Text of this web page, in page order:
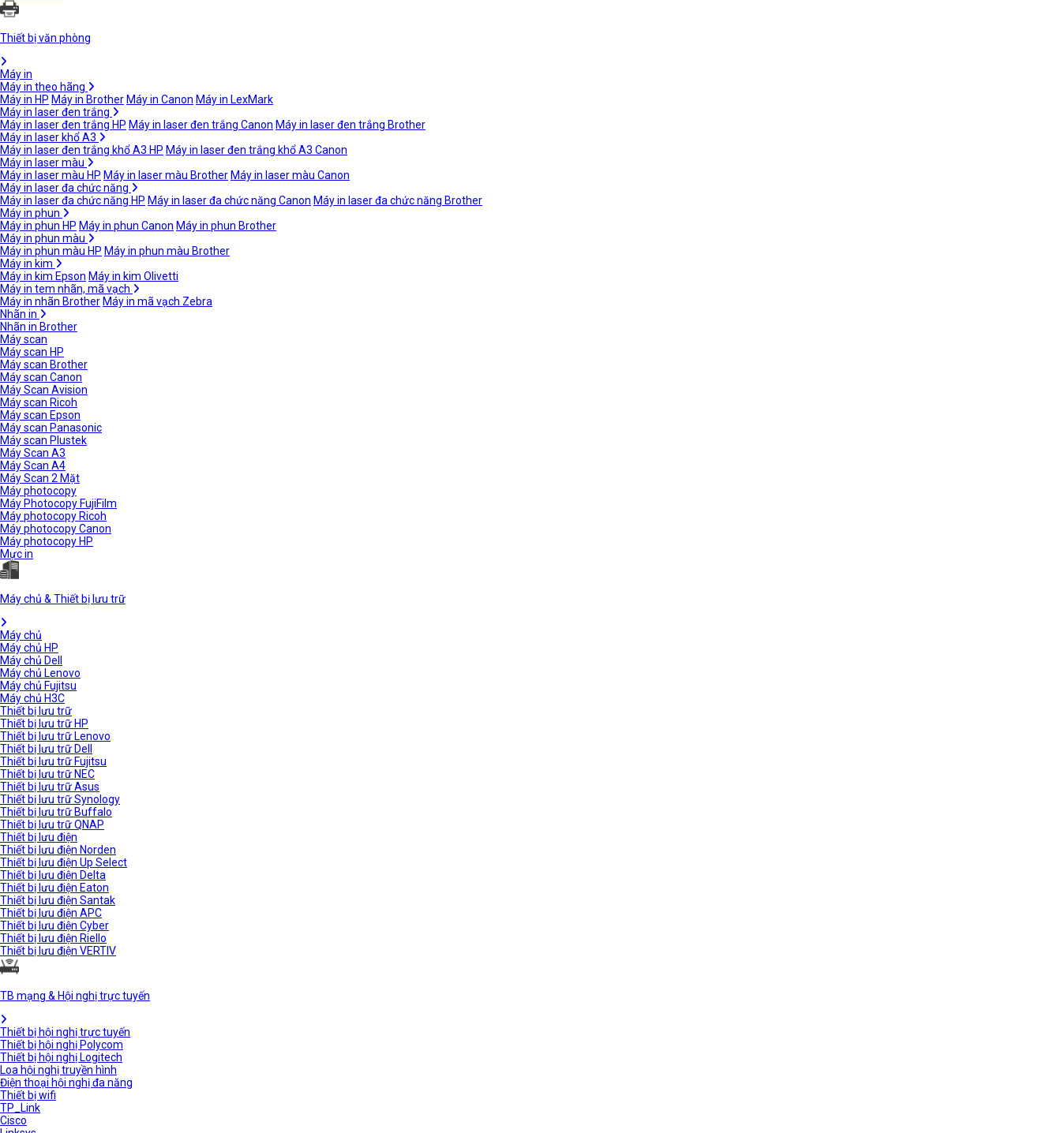
Thiết bị văn phòng
Máy in
Máy in theo hãng
Máy in HP Máy in Brother Máy in Canon Máy in LexMark
Máy in laser đen trắng
Máy in laser đen trắng HP Máy in laser đen trắng Canon Máy in laser đen trắng Brother
Máy in laser khổ A3
Máy in laser đen trắng khổ A3 HP Máy in laser đen trắng khổ A3 Canon
Máy in laser màu
Máy in laser màu HP Máy in laser màu Brother Máy in laser màu Canon
Máy in laser đa chức năng
Máy in laser đa chức năng HP Máy in laser đa chức năng Canon Máy in laser đa chức năng Brother
Máy in phun
Máy in phun HP Máy in phun Canon Máy in phun Brother
Máy in phun màu
Máy in phun màu HP Máy in phun màu Brother
Máy in kim
Máy in kim Epson Máy in kim Olivetti
Máy in tem nhãn, mã vạch
Máy in nhãn Brother Máy in mã vạch Zebra
Nhãn in
Nhãn in Brother
Máy scan
Máy scan HP
Máy scan Brother
Máy scan Canon
Máy Scan Avision
Máy scan Ricoh
Máy scan Epson
Máy scan Panasonic
Máy scan Plustek
Máy Scan A3
Máy Scan A4
Máy Scan 2 Mặt
Máy photocopy
Máy Photocopy FujiFilm
Máy photocopy Ricoh
Máy photocopy Canon
Máy photocopy HP
Mực in
Máy chủ & Thiết bị lưu trữ
Máy chủ
Máy chủ HP
Máy chủ Dell
Máy chủ Lenovo
Máy chủ Fujitsu
Máy chủ H3C
Thiết bị lưu trữ
Thiết bị lưu trữ HP
Thiết bị lưu trữ Lenovo
Thiết bị lưu trữ Dell
Thiết bị lưu trữ Fujitsu
Thiết bị lưu trữ NEC
Thiết bị lưu trữ Asus
Thiết bị lưu trữ Synology
Thiết bị lưu trữ Buffalo
Thiết bị lưu trữ QNAP
Thiết bị lưu điện
Thiết bị lưu điện Norden
Thiết bị lưu điện Up Select
Thiết bị lưu điện Delta
Thiết bị lưu điện Eaton
Thiết bị lưu điện Santak
Thiết bị lưu điện APC
Thiết bị lưu điện Cyber
Thiết bị lưu điện Riello
Thiết bị lưu điện VERTIV
TB mạng & Hội nghị trực tuyến
Thiết bị hội nghị trực tuyến
Thiết bị hội nghị Polycom
Thiết bị hội nghị Logitech
Loa hội nghị truyền hình
Điện thoại hội nghị đa năng
Thiết bị wifi
TP_Link
Cisco